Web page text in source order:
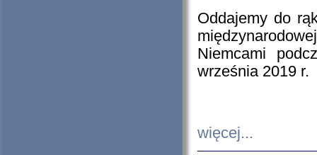
Oddajemy do
Niemcami
września 2019 r.
więcej...